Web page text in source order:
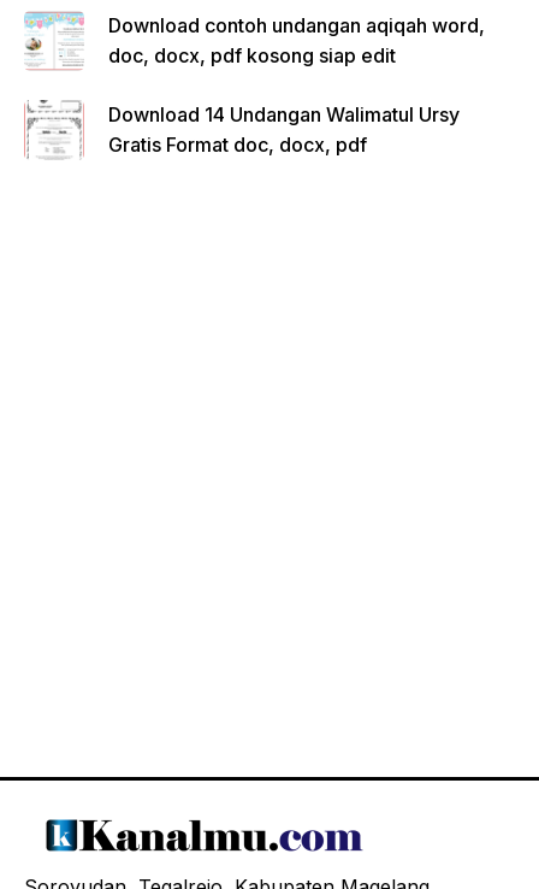
Download contoh undangan aqiqah word,
doc, docx, pdf kosong siap edit
Download 14 Undangan Walimatul Ursy
Gratis Format doc, docx, pdf